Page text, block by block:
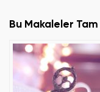
Bu Makaleler